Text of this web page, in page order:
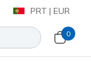
PRT | EUR
0